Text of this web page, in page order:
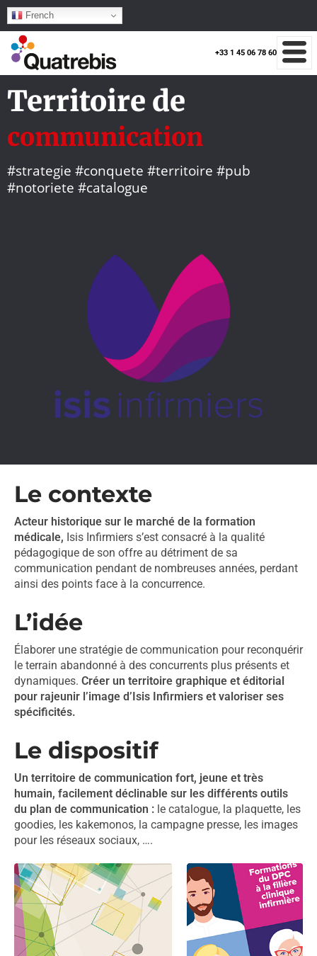
French
+33 1 45 06 78 60
Territoire de
communication
#strategie #conquete #territoire #pub
#notoriete #catalogue
Le contexte
Acteur historique sur le marché de la formation
médicale, Isis Infirmiers s’est consacré à la qualité
pédagogique de son offre au détriment de sa
communication pendant de nombreuses années, perdant
ainsi des points face à la concurrence.
L’idée
Élaborer une stratégie de communication pour reconquérir
le terrain abandonné à des concurrents plus présents et
dynamiques. Créer un territoire graphique et éditorial
pour rajeunir l’image d’Isis Infirmiers et valoriser ses
spécificités.
Le dispositif
Un territoire de communication fort, jeune et très
humain, facilement déclinable sur les différents outils
du plan de communication : le catalogue, la plaquette, les
goodies, les kakemonos, la campagne presse, les images
pour les réseaux sociaux, ….